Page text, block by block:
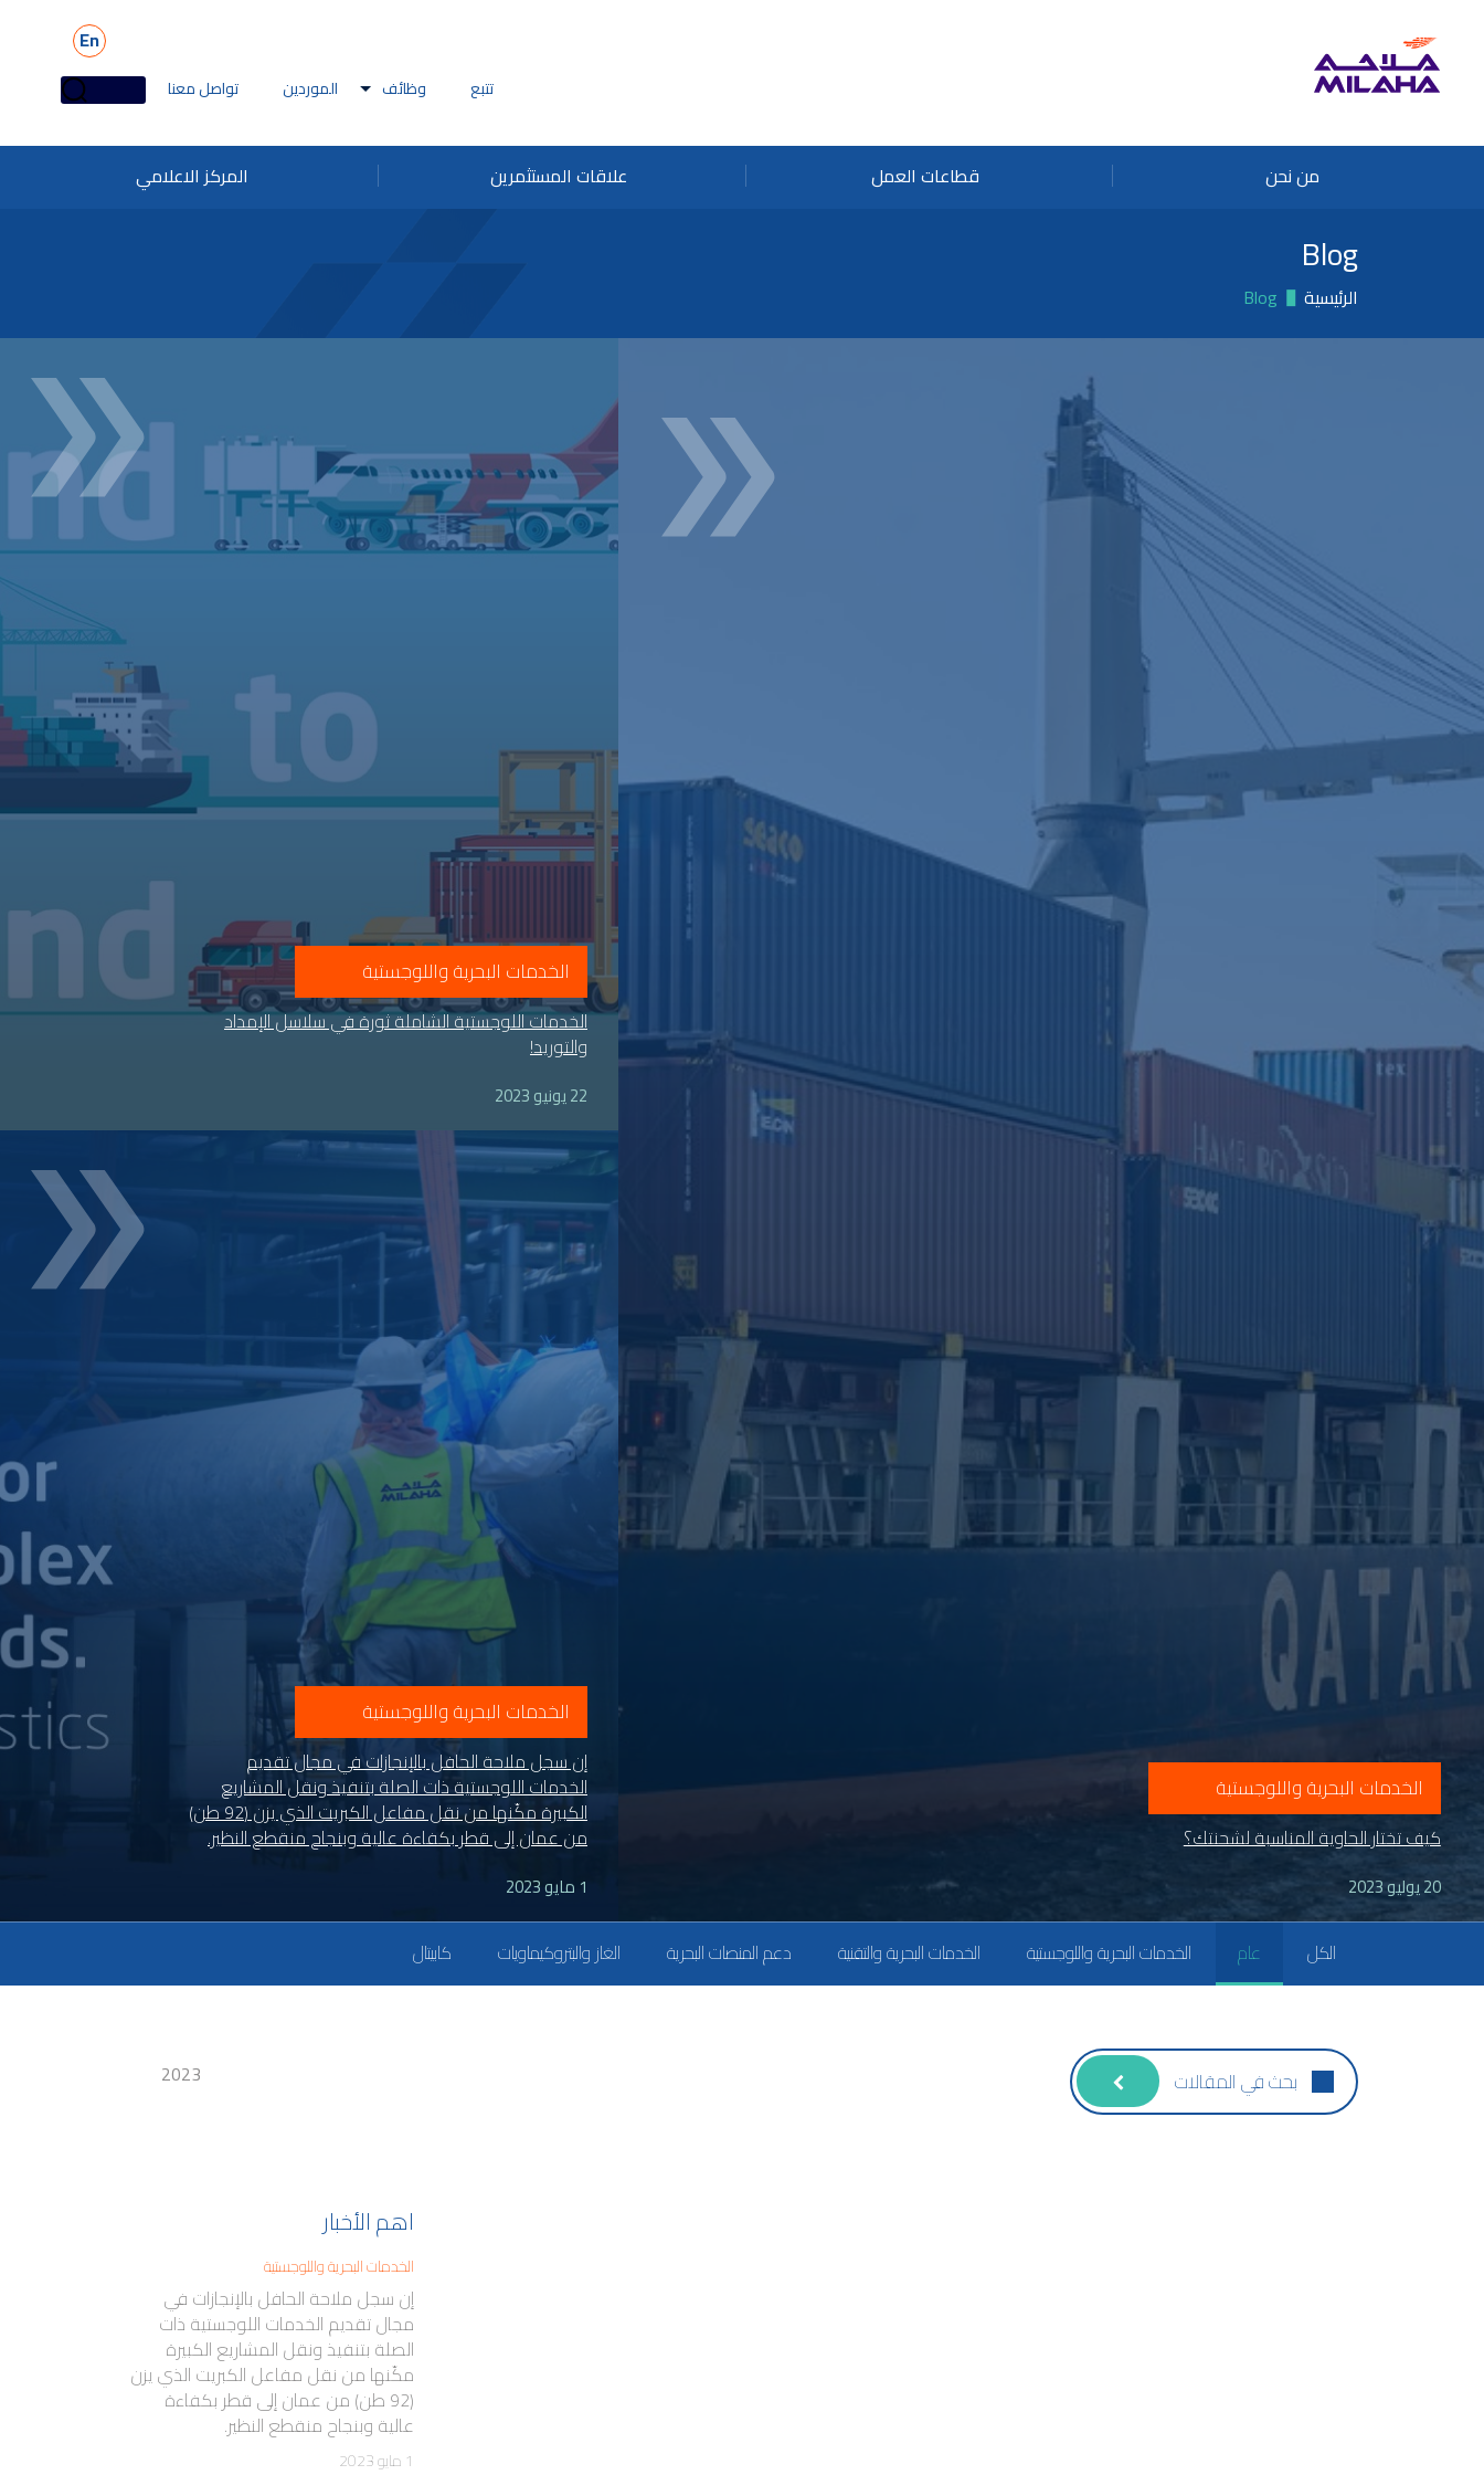
En
تتبع وظائف
وظائف ملاحة
الموردين تواصل معنا
من نحن قطاعات العمل علاقات المستثمرين المركز الاعلامي
Blog
الرئيسية Blog
الخدمات البحرية واللوجستية
كيف تختار الحاوية المناسبة لشحنتك؟
20 يوليو 2023
الخدمات البحرية واللوجستية
الخدمات اللوجستية الشاملة ثورة في سلاسل الإمداد
والتوريد!
22 يونيو 2023
الخدمات البحرية واللوجستية
إن سجل ملاحة الحافل بالإنجازات في مجال تقديم
الخدمات اللوجستية ذات الصلة بتنفيذ ونقل المشاريع
الكبيرة مكّنها من نقل مفاعل الكبريت الذي يزن (92 طن)
من عمان إلى قطر بكفاءة عالية وبنجاح منقطع النظير.
1 مايو 2023
الكل عام الخدمات البحرية واللوجستية الخدمات البحرية والتقنية دعم المنصات البحرية الغاز والبتروكيماويات كابيتال
2023
اهم الأخبار
الخدمات البحرية واللوجستية
إن سجل ملاحة الحافل بالإنجازات في
مجال تقديم الخدمات اللوجستية ذات
الصلة بتنفيذ ونقل المشاريع الكبيرة
مكّنها من نقل مفاعل الكبريت الذي يزن
(92 طن) من عمان إلى قطر بكفاءة
عالية وبنجاح منقطع النظير.
1 مايو 2023